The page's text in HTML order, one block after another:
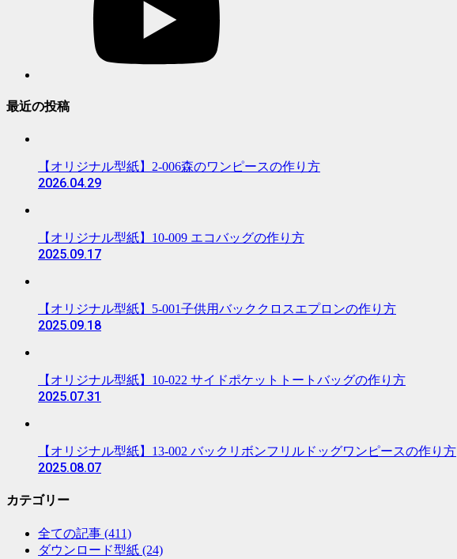
最近の投稿
【オリジナル型紙】2-006森のワンピースの作り方
2026.04.29
【オリジナル型紙】10-009 エコバッグの作り方
2025.09.17
【オリジナル型紙】5-001子供用バッククロスエプロンの作り方
2025.09.18
【オリジナル型紙】10-022 サイドポケットトートバッグの作り方
2025.07.31
【オリジナル型紙】13-002 バックリボンフリルドッグワンピースの作り方
2025.08.07
カテゴリー
全ての記事 (411)
ダウンロード型紙 (24)